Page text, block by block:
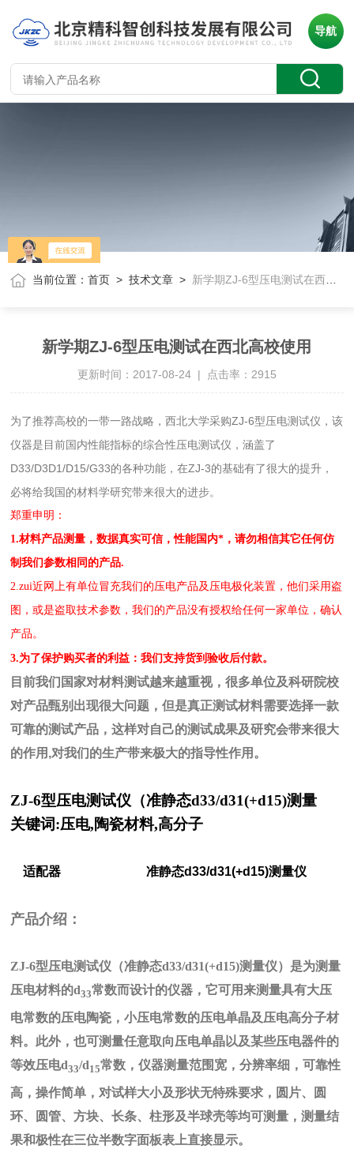
导航
当前位置：首页 >技术文章 > 新学期ZJ-6型压电测试在西北高校使用
新学期ZJ-6型压电测试在西北高校使用
更新时间：2017-08-24 | 点击率：2915
为了推荐高校的一带一路战略，西北大学采购ZJ-6型压电测试仪，该
仪器是目前国内性能指标的综合性压电测试仪，涵盖了
D33/D3D1/D15/G33的各种功能，在ZJ-3的基础有了很大的提升，
必将给我国的材料学研究带来很大的进步。
郑重申明：
1.材料产品测量，数据真实可信，性能国内*，请勿相信其它任何仿
制我们参数相同的产品.
2.zui近网上有单位冒充我们的压电产品及压电极化装置，他们采用盗
图，或是盗取技术参数，我们的产品没有授权给任何一家单位，确认
产品。
3.为了保护购买者的利益：我们支持货到验收后付款。
目前我们国家对材料测试越来越重视，很多单位及科研院校
对产品甄别出现很大问题，但是真正测试材料需要选择一款
可靠的测试产品，这样对自己的测试成果及研究会带来很大
的作用 ,对我们的生产带来极大的指导性作用。
ZJ-6型压电测试仪（准静态d33/d31(+d15)测量
关键词:压电,陶瓷材料,高分子
适配器 准静态d33/d31(+d15)测量仪
产品介绍：
ZJ-6型压电测试仪（准静态d33/d31(+d15)测量仪）是为测量
压电材料的d33常数而设计的仪器，它可用来测量具有大压
电常数的压电陶瓷，小压电常数的压电单晶及压电高分子材
料。此外，也可测量任意取向压电单晶以及某些压电器件的
等效压电d33/d15常数，仪器测量范围宽，分辨率细，可靠性
高，操作简单，对试样大小及形状无特殊要求，圆片、圆
环、圆管、方块、长条、柱形及半球壳等均可测量，测量结
果和极性在三位半数字面板表上直接显示。